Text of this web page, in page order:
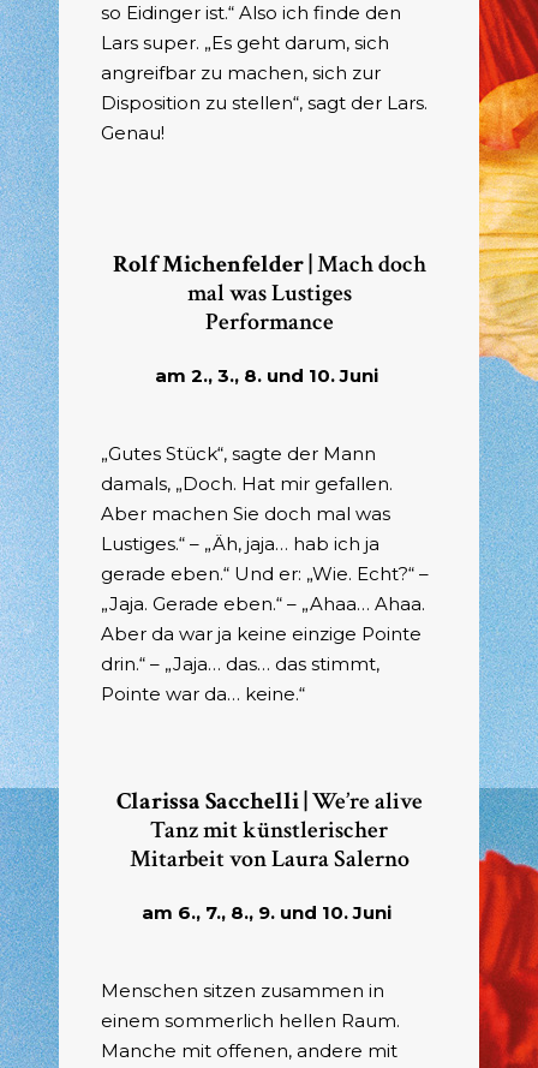
so Eidinger ist.“ Also ich finde den
Lars super. „Es geht darum, sich
angreifbar zu machen, sich zur
Disposition zu stellen“, sagt der Lars.
Genau!
Rolf Michenfelder |Mach doch
mal was Lustiges
Performance
am 2., 3., 8. und 10. Juni
„Gutes Stück“, sagte der Mann
damals, „Doch. Hat mir gefallen.
Aber machen Sie doch mal was
Lustiges.“ – „Äh, jaja… hab ich ja
gerade eben.“ Und er: „Wie. Echt?“ –
„Jaja. Gerade eben.“ – „Ahaa… Ahaa.
Aber da war ja keine einzige Pointe
drin.“ – „Jaja… das… das stimmt,
Pointe war da… keine.“
Clarissa Sacchelli |We’re alive
Tanz mit künstlerischer
Mitarbeit von Laura Salerno
am 6., 7., 8., 9. und 10. Juni
Menschen sitzen zusammen in
einem sommerlich hellen Raum.
Manche mit offenen, andere mit